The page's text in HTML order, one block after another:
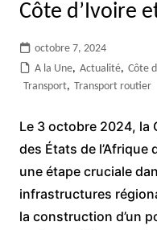
Côte d’Ivoire
octobre 7, 2024
A la Une, Actualité, Côte
Transport, Transport routier
Le 3 octobre 2024, la
des États de l’Afrique
une étape cruciale
infrastructures
la construction d’un